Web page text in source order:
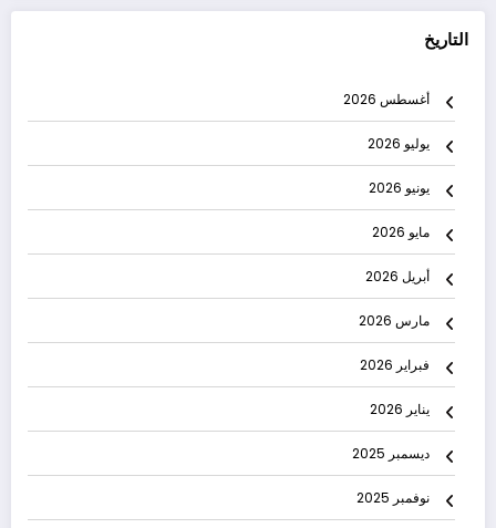
التاريخ
أغسطس 2026
يوليو 2026
يونيو 2026
مايو 2026
أبريل 2026
مارس 2026
فبراير 2026
يناير 2026
ديسمبر 2025
نوفمبر 2025